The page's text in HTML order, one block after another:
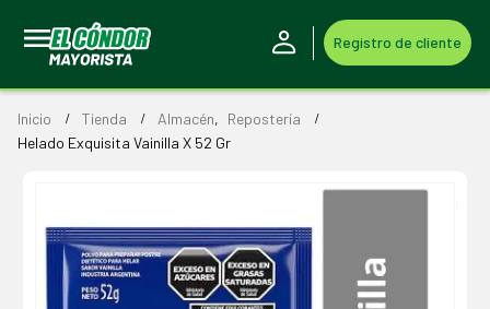
Registro de cliente
Inicio Tienda Almacén, Repostería
Helado Exquisita Vainilla X 52 Gr